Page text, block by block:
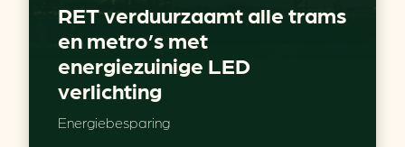
RET verduurzaamt alle trams
en metro’s met
energiezuinige LED
verlichting
Energiebesparing